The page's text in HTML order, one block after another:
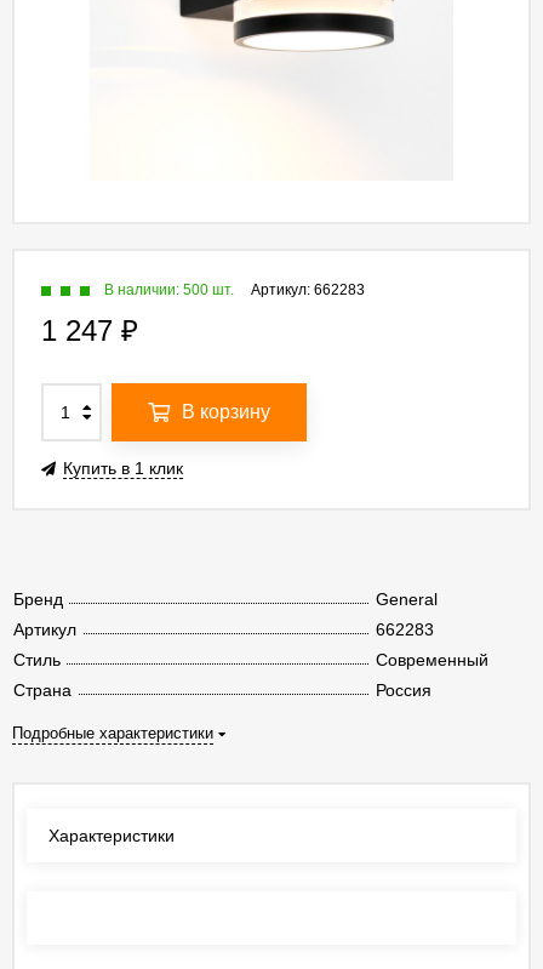
Бренд
General
Артикул
662283
Стиль
Современный
Страна
Россия
Подробные характеристики
Артикул: 662283
В наличии: 500 шт.
1 247 ₽
В корзину
Купить в 1 клик
Характеристики